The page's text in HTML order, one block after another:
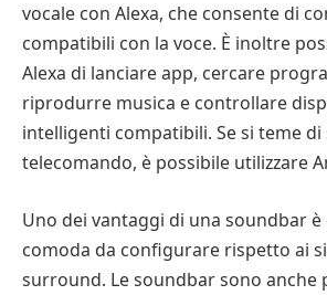
vocale con Alexa, che consente di
compatibili con la voce. È inoltre
Alexa di lanciare app, cercare
riprodurre musica e controllare
intelligenti compatibili. Se si teme
telecomando, è possibile utilizzare
Uno dei vantaggi di una soundbar è
comoda da configurare rispetto ai
surround. Le soundbar sono anche